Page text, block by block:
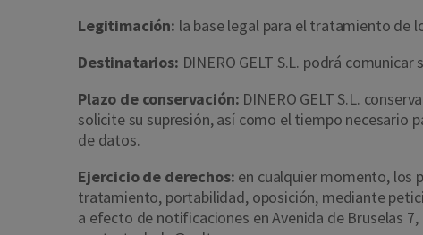
Legitimación: la base legal para el tratamiento de
Destinatarios: DINERO GELT S.L. podrá
Plazo de conservación: DINERO GELT S.L.
solicite su supresión, así como el tiempo necesario
de datos.
Ejercicio de derechos: en cualquier momento, los
tratamiento, portabilidad, oposición, mediante
a efecto de notificaciones en Avenida de Bruselas